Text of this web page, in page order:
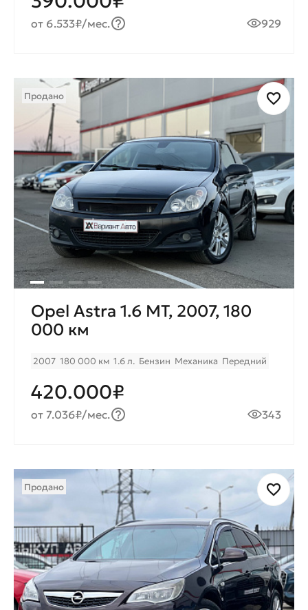
от 6.533₽/мес. 929
Продано
Opel Astra 1.6 MT, 2007, 180
000 км
2007 180 000 км 1.6 л. Бензин Механика Передний
420.000₽
от 7.036₽/мес. 343
Продано